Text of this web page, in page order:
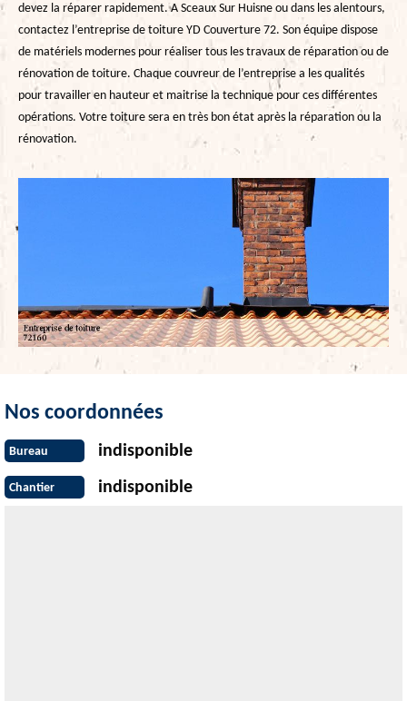
devez la réparer rapidement. A Sceaux Sur Huisne ou dans les alentours,
contactez l’entreprise de toiture YD Couverture 72. Son équipe dispose
de matériels modernes pour réaliser tous les travaux de réparation ou de
rénovation de toiture. Chaque couvreur de l’entreprise a les qualités
pour travailler en hauteur et maitrise la technique pour ces différentes
opérations. Votre toiture sera en très bon état après la réparation ou la
rénovation.
Nos coordonnées
Bureau indisponible
Chantier indisponible